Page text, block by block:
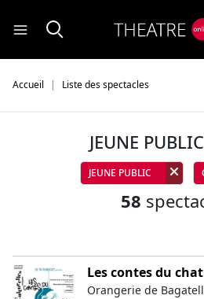
Accueil Liste des spectacles
JEUNE
JEUNE PUBLIC
58
Les contes du
Orangerie de